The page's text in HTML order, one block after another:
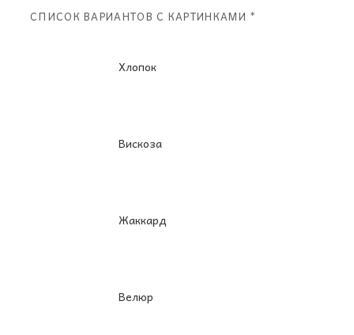
СПИСОК ВАРИАНТОВ С КАРТИНКАМИ *
Хлопок
Вискоза
Жаккард
Велюр